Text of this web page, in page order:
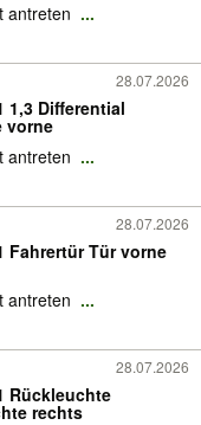
antreten ...
28.07.2026
1,3 Differential
vorne
antreten ...
28.07.2026
Fahrertür Tür vorne
antreten ...
28.07.2026
Rückleuchte
rechts